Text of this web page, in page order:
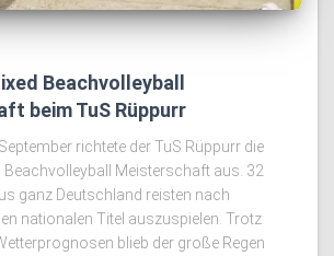
Beachvolleyball
beim TuS Rüppurr
richtete der TuS Rüppurr die
Beachvolleyball Meisterschaft aus. 32
ganz Deutschland reisten nach
nationalen Titel auszuspielen. Trotz
blieb der große Regen